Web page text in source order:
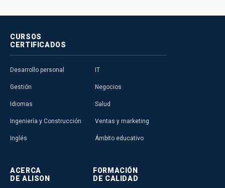
CURSOS
CERTIFICADOS
Desarrollo personal
Gestión
Idiomas
Ingeniería y Construcción
Inglés
IT
Negocios
Salud
Ventas y marketing
Ámbito educativo
ACERCA
DE ALISON
FORMACIÓN
DE CALIDAD